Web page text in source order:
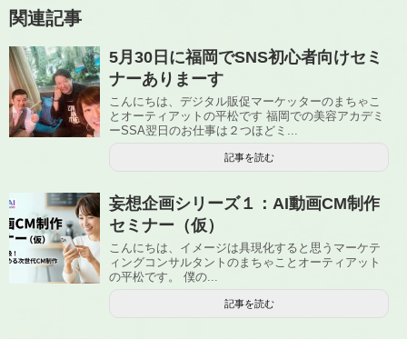
関連記事
5月30日に福岡でSNS初心者向けセミ
ナーありまーす
こんにちは、デジタル販促マーケッターのまちゃこ
とオーティアットの平松です 福岡での美容アカデミ
ーSSA翌日のお仕事は２つほどミ...
記事を読む
妄想企画シリーズ１：AI動画CM制作
セミナー（仮）
こんにちは、イメージは具現化すると思うマーケテ
ィングコンサルタントのまちゃことオーティアット
の平松です。 僕の...
記事を読む